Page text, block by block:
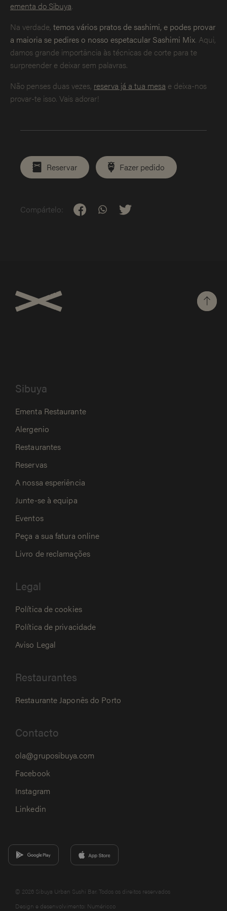
ementa do Sibuya.
Na verdade, temos vários pratos de sashimi, e podes provar
a maioria se pedires o nosso espetacular Sashimi Mix. Aqui,
damos grande importância às técnicas de corte para te
surpreender e deixar sem palavras.
Não penses duas vezes, reserva já a tua mesa e deixa-nos
provar-te isso. Vais adorar!
Compártelo:
Reservar Fazer pedido
Sibuya
Ementa Restaurante
Alergenio
Restaurantes
Reservas
A nossa esperiência
Junte-se à equipa
Eventos
Peça a sua fatura online
Livro de reclamações
Legal
Política de cookies
Política de privacidade
Aviso Legal
Restaurantes
Restaurante Japonês do Porto
Contacto
ola@gruposibuya.com
Facebook
Instagram
Linkedin
© 2026 Sibuya Urban Sushi Bar. Todos os direitos reservados
Design e desenvolvimento: Numéricco